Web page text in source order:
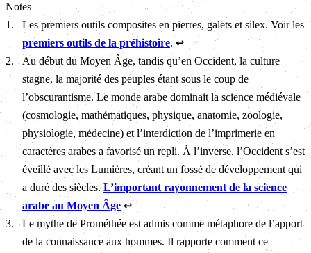
Notes
1.
Les premiers outils composites en pierres, galets et silex. Voir les
premiers outils de la préhistoire. ↩
2.
Au début du Moyen Âge, tandis qu’en Occident, la culture
stagne, la majorité des peuples étant sous le coup de
l’obscurantisme. Le monde arabe dominait la science médiévale
(cosmologie, mathématiques, physique, anatomie, zoologie,
physiologie, médecine) et l’interdiction de l’imprimerie en
caractères arabes a favorisé un repli. À l’inverse, l’Occident s’est
éveillé avec les Lumières, créant un fossé de développement qui
a duré des siècles. L’important rayonnement de la science
arabe au Moyen Âge ↩
3.
Le mythe de Prométhée est admis comme métaphore de l’apport
de la connaissance aux hommes. Il rapporte comment ce